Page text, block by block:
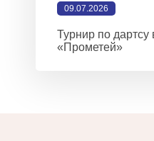
09.07.2026
Турнир по
«Прометей»